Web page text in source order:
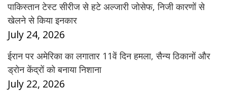
पाकिस्तान टेस्ट सीरीज से हटे अल्जारी जोसेफ, निजी कारणों से
खेलने से किया इनकार
July 24, 2026
ईरान पर अमेरिका का लगातार 11वें दिन हमला, सैन्य ठिकानों और
ड्रोन केंद्रों को बनाया निशाना
July 22, 2026